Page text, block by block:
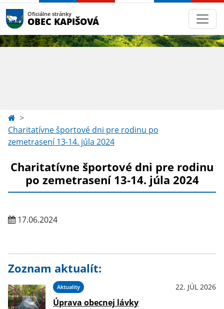
Oficiálne stránky
OBEC KAPIŠOVÁ
Charitatívne športové dni pre rodinu po
zemetrasení 13-14. júla 2024
Charitatívne športové dni pre rodinu
po zemetrasení 13-14. júla 2024
17.06.2024
Zoznam aktualít:
Aktuality 22. JÚL 2026
Úprava obecnej lávky